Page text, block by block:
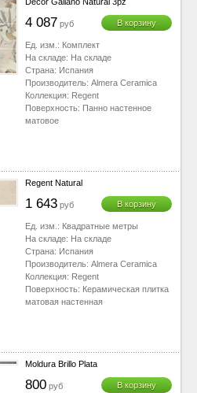
4 087 руб В корзину
Ед. изм.: Комплект
На складе: На складе
Страна: Испания
Производитель: Almera Ceramica
Коллекция: Regent
Поверхность: Панно настенное
матовое
Regent Natural
1 643 руб В корзину
Ед. изм.: Квадратные метры
На складе: На складе
Страна: Испания
Производитель: Almera Ceramica
Коллекция: Regent
Поверхность: Керамическая плитка
матовая настенная
Moldura Brillo Plata
800 руб В корзину